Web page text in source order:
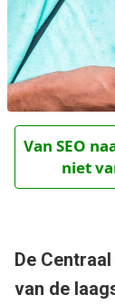
Van SEO
niet
De
van de